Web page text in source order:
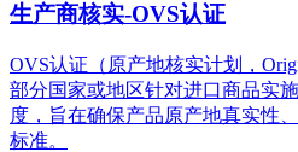
生产商核实-OVS认证
OVS认证（原产地核实计划，
部分国家或地区针对进口商品实
度，旨在确保产品原产地真实性
标准。